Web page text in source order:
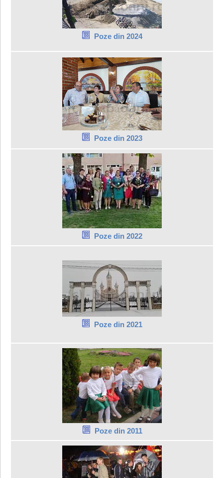
Poze din 2024
Poze din 2023
Poze din 2022
Poze din 2021
Poze din 2011